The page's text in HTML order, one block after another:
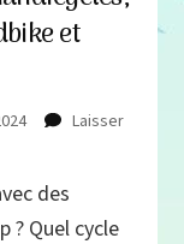
et
Laisser
des
? Quel cycle